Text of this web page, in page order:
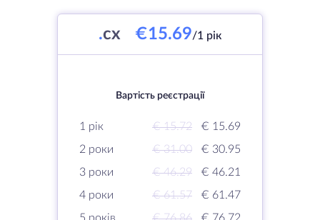
.cx €15.69/1 рік
Вартість реєстрації
1 рік € 15.72
€ 15.69
2 роки
€ 31.00
€ 30.95
3 роки
€ 46.29
€ 46.21
4 роки
€ 61.57
€ 61.47